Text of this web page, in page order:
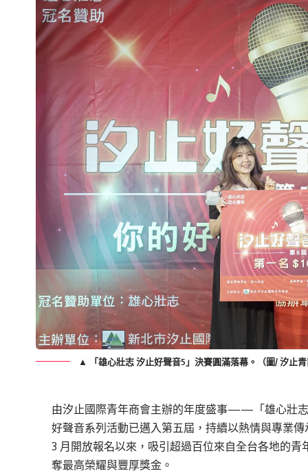
▲ 「雄心壯志 汐止好聲音5」決賽圓滿落幕。（圖/ 汐止
由汐止國際青年商會主辦的年度盛事——「雄心壯
好聲音系列活動已邁入第五屆，持續以熱情與專業
3 月開放報名以來，吸引超過百位來自全台各地的
奪最高榮耀與豐厚獎金。